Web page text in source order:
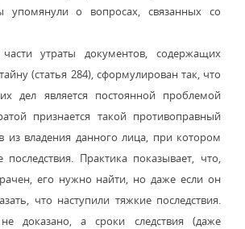
упомянули о вопросах, связанных со
утраты документов, содержащих
(статья 284), сформулирован так, что
дел является постоянной проблемой
признается такой противоправный
из владения данного лица, при котором
последствия. Практика показывает, что,
его нужно найти, но даже если он
что наступили тяжкие последствия.
доказано, а сроки следствия (даже